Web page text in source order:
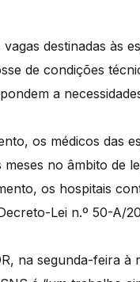
destinadas às
de condições
a
os médicos das
no âmbito de
os hospitais
Lei n.º 50-A/
na segunda-feira